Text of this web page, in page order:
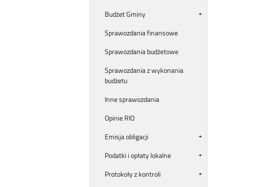
Budżet Gminy
Sprawozdania finansowe
Sprawozdania budżetowe
Sprawozdania z wykonania
budżetu
Inne sprawozdania
Opinie RIO
Emisja obligacji
Podatki i opłaty lokalne
Protokoły z kontroli